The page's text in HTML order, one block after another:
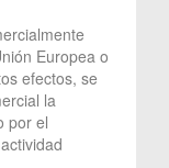
Europea o
efectos, se
la
por el